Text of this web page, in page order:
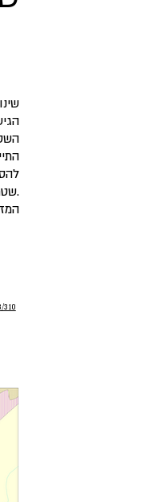
שטח מתחם קריות הכולל: 1,400 דונם (תכנית מס׳ 624-0657908).
310